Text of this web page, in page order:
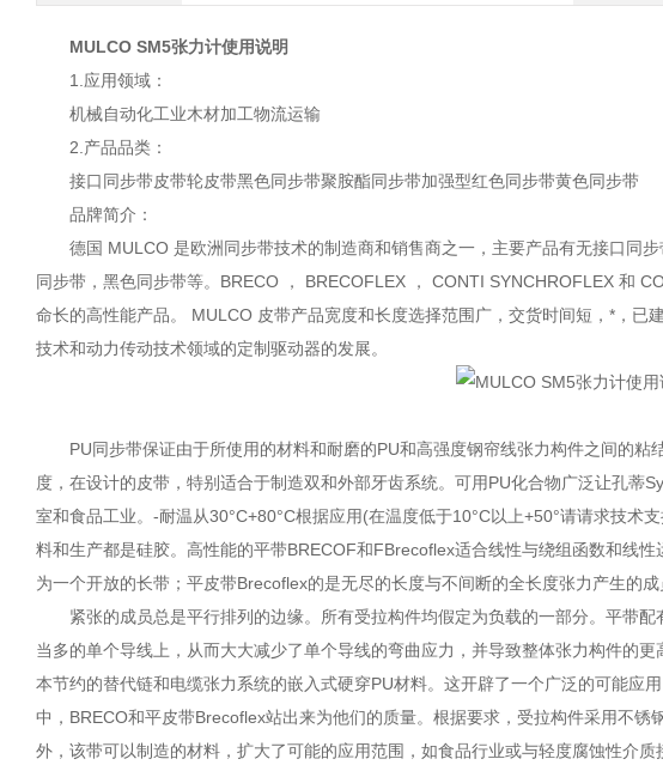
MULCO SM5张力计使用说明
1.应用领域：
机械自动化工业木材加工物流运输
2.产品品类：
接口同步带皮带轮皮带黑色同步带聚胺酯同步带加强型红色同步带黄色同步带
品牌简介：
德国 MULCO 是欧洲同步带技术的制造商和销售商之一，主要产品有无接口同步
同步带，黑色同步带等。BRECO ， BRECOFLEX ， CONTI SYNCHROFLEX 和
命长的高性能产品。 MULCO 皮带产品宽度和长度选择范围广，交货时间短，*，
技术和动力传动技术领域的定制驱动器的发展。
PU同步带保证由于所使用的材料和耐磨的PU和高强度钢帘线张力构件之间的粘
度，在设计的皮带，特别适合于制造双和外部牙齿系统。可用PU化合物广泛让孔蒂
室和食品工业。-耐温从30°C+80°C根据应用(在温度低于10°C以上+50°请请求技术
料和生产都是硅胶。高性能的平带BRECOF和FBrecoflex适合线性与绕组函数和线
为一个开放的长带；平皮带Brecoflex的是无尽的长度与不间断的全长度张力产生的成
紧张的成员总是平行排列的边缘。所有受拉构件均假定为负载的一部分。平带配
当多的单个导线上，从而大大减少了单个导线的弯曲应力，并导致整体张力构件的
本节约的替代链和电缆张力系统的嵌入式硬穿PU材料。这开辟了一个广泛的可能应
中，BRECO和平皮带Brecoflex站出来为他们的质量。根据要求，受拉构件采用不
外，该带可以制造的材料，扩大了可能的应用范围，如食品行业或与轻度腐蚀性介